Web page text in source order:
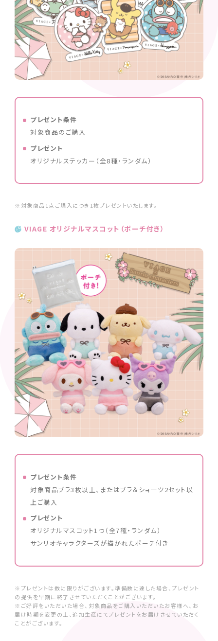
プレゼント条件
対象商品のご購入
プレゼント
オリジナルステッカー（全8種・ランダム）
※対象商品1点ご購入につき1枚プレゼントいたします。
VIAGE オリジナルマスコット（ポーチ付き）
プレゼント条件
対象商品ブラ3枚以上、またはブラ＆ショーツ2セット以
上ご購入
プレゼント
オリジナルマスコット1つ（全7種・ランダム）
サンリオキャラクターズが描かれたポーチ付き
※プレゼントは数に限りがございます。準備数に達した場合、プレゼント
の提供を早期に終了させていただくことがございます。
※ご好評をいただいた場合、対象商品をご購入いただいたお客様へ、お
届け時期を変更の上、追加生産にてプレゼントをお届けさせていただく
ことがございます。